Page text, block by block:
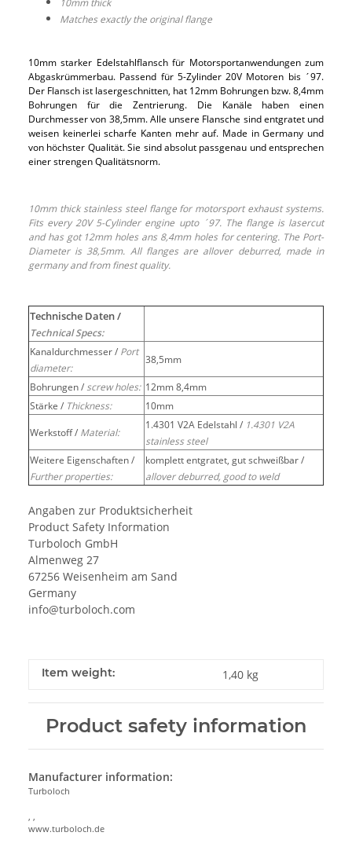
Matches exactly the original flange
10mm starker Edelstahlflansch für Motorsportanwendungen zum
Abgaskrümmerbau. Passend für 5-Zylinder 20V Motoren bis ´97.
Der Flansch ist lasergeschnitten, hat 12mm Bohrungen bzw. 8,4mm
Bohrungen für die Zentrierung. Die Kanäle haben einen
Durchmesser von 38,5mm. Alle unsere Flansche sind entgratet und
weisen keinerlei scharfe Kanten mehr auf. Made in Germany und
von höchster Qualität. Sie sind absolut passgenau und entsprechen
einer strengen Qualitätsnorm.
10mm thick stainless steel flange for motorsport exhaust systems.
Fits every 20V 5-Cylinder engine upto ´97. The flange is lasercut
and has got 12mm holes ans 8,4mm holes for centering. The Port-
Diameter is 38,5mm. All flanges are allover deburred, made in
germany and from finest quality.
Technische Daten /
Technical Specs:
Kanaldurchmesser / Port
diameter:
38,5mm
Bohrungen / screw holes: 12mm 8,4mm
Stärke / Thickness:
10mm
Werkstoff / Material:
1.4301 V2A Edelstahl / 1.4301 V2A
stainless steel
Weitere Eigenschaften /
Further properties:
komplett entgratet, gut schweißbar /
allover deburred, good to weld
Angaben zur Produktsicherheit
Product Safety Information
Turboloch GmbH
Almenweg 27
67256 Weisenheim am Sand
Germany
info@turboloch.com
Item weight: 1,40 kg
Product safety information
Manufacturer information:
Turboloch
www.turboloch.de